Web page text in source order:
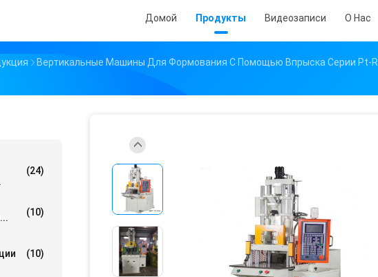
Домой Продукты Видеозаписи О Нас
Вертикальные Машины Для Формования С Помощью Впрыска Серии Pt-R
(24)
(10)
(10)